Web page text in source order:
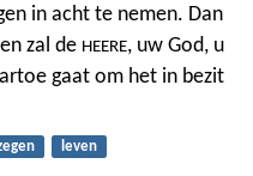
in acht te nemen. Dan
zal de HEERE, uw God, u
gaat om het in bezit
leven